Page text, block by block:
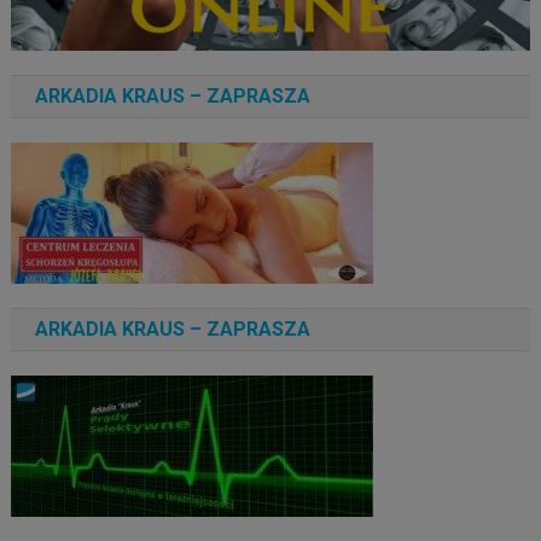
ARKADIA KRAUS – ZAPRASZA
ARKADIA KRAUS – ZAPRASZA